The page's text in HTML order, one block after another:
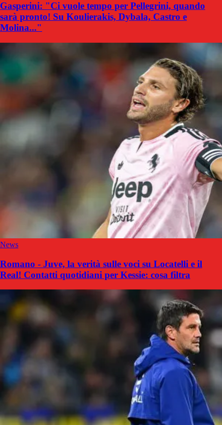
Gasperini: "Ci vuole tempo per Pellegrini, quando
sarà pronto! Su Koulierakis, Dybala, Castro e
Molina..."
News
Romano - Juve, la verità sulle voci su Locatelli e il
Real! Contatti quotidiani per Kessie: cosa filtra